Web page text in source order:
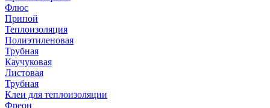
Флюс
Припой
Теплоизоляция
Полиэтиленовая
Трубная
Каучуковая
Листовая
Трубная
Клеи для теплоизоляции
Фреон